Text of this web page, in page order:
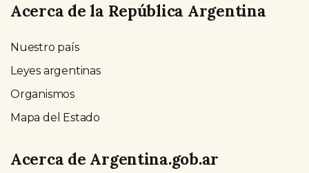
Acerca de la República Argentina
Nuestro país
Leyes argentinas
Organismos
Mapa del Estado
Acerca de Argentina.gob.ar